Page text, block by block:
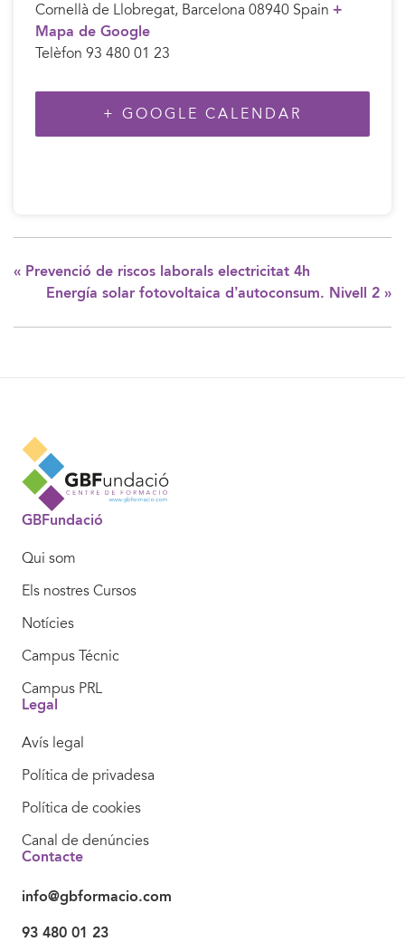
Cornellà de Llobregat, Barcelona 08940 Spain +
Mapa de Google
Telèfon 93 480 01 23
+ GOOGLE CALENDAR
« Prevenció de riscos laborals electricitat 4h
Energía solar fotovoltaica d’autoconsum. Nivell 2 »
GBFundació
Qui som
Els nostres Cursos
Notícies
Campus Técnic
Campus PRL
Legal
Avís legal
Política de privadesa
Política de cookies
Canal de denúncies
Contacte
info@gbformacio.com
93 480 01 23